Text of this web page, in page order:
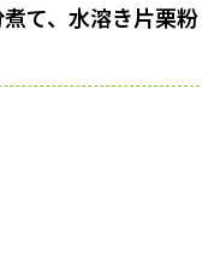
て、水溶き片栗粉